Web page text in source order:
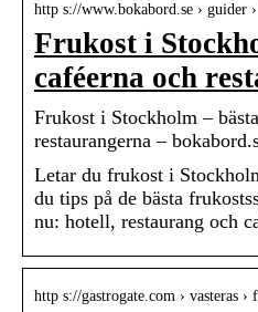
http s://www.bokabord.se ›
Frukost i
caféerna och
Frukost i Stockholm –
restaurangerna –
Letar du frukost i
du tips på de bästa
nu: hotell, restaurang och
http s://gastrogate.com › vasteras ›